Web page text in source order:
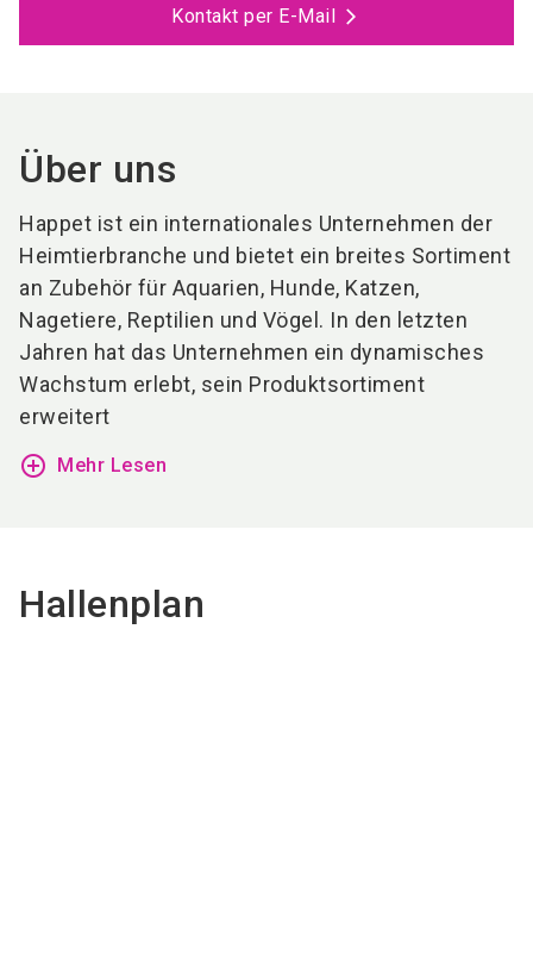
Kontakt per E-Mail
Über uns
Happet ist ein internationales Unternehmen der
Heimtierbranche und bietet ein breites Sortiment
an Zubehör für Aquarien, Hunde, Katzen,
Nagetiere, Reptilien und Vögel. In den letzten
Jahren hat das Unternehmen ein dynamisches
Wachstum erlebt, sein Produktsortiment
erweitert
add_circle_outline Mehr Lesen
Hallenplan